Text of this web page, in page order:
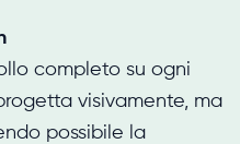
completo su ogni
visivamente, ma
possibile la